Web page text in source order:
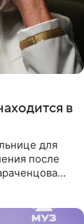
в
для
после